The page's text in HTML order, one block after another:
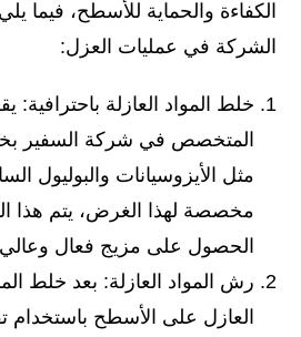
الكفاءة والحماية للأسطح، فيما
الشركة في عمليات العزل:
خلط المواد العازلة باحترافية:
المتخصص في شركة السفير
مثل الأيزوسيانات والبوليول
مخصصة لهذا الغرض، يتم هذا
الحصول على مزيج فعال وعالي
رش المواد العازلة: بعد خلط
العازل على الأسطح باستخدام